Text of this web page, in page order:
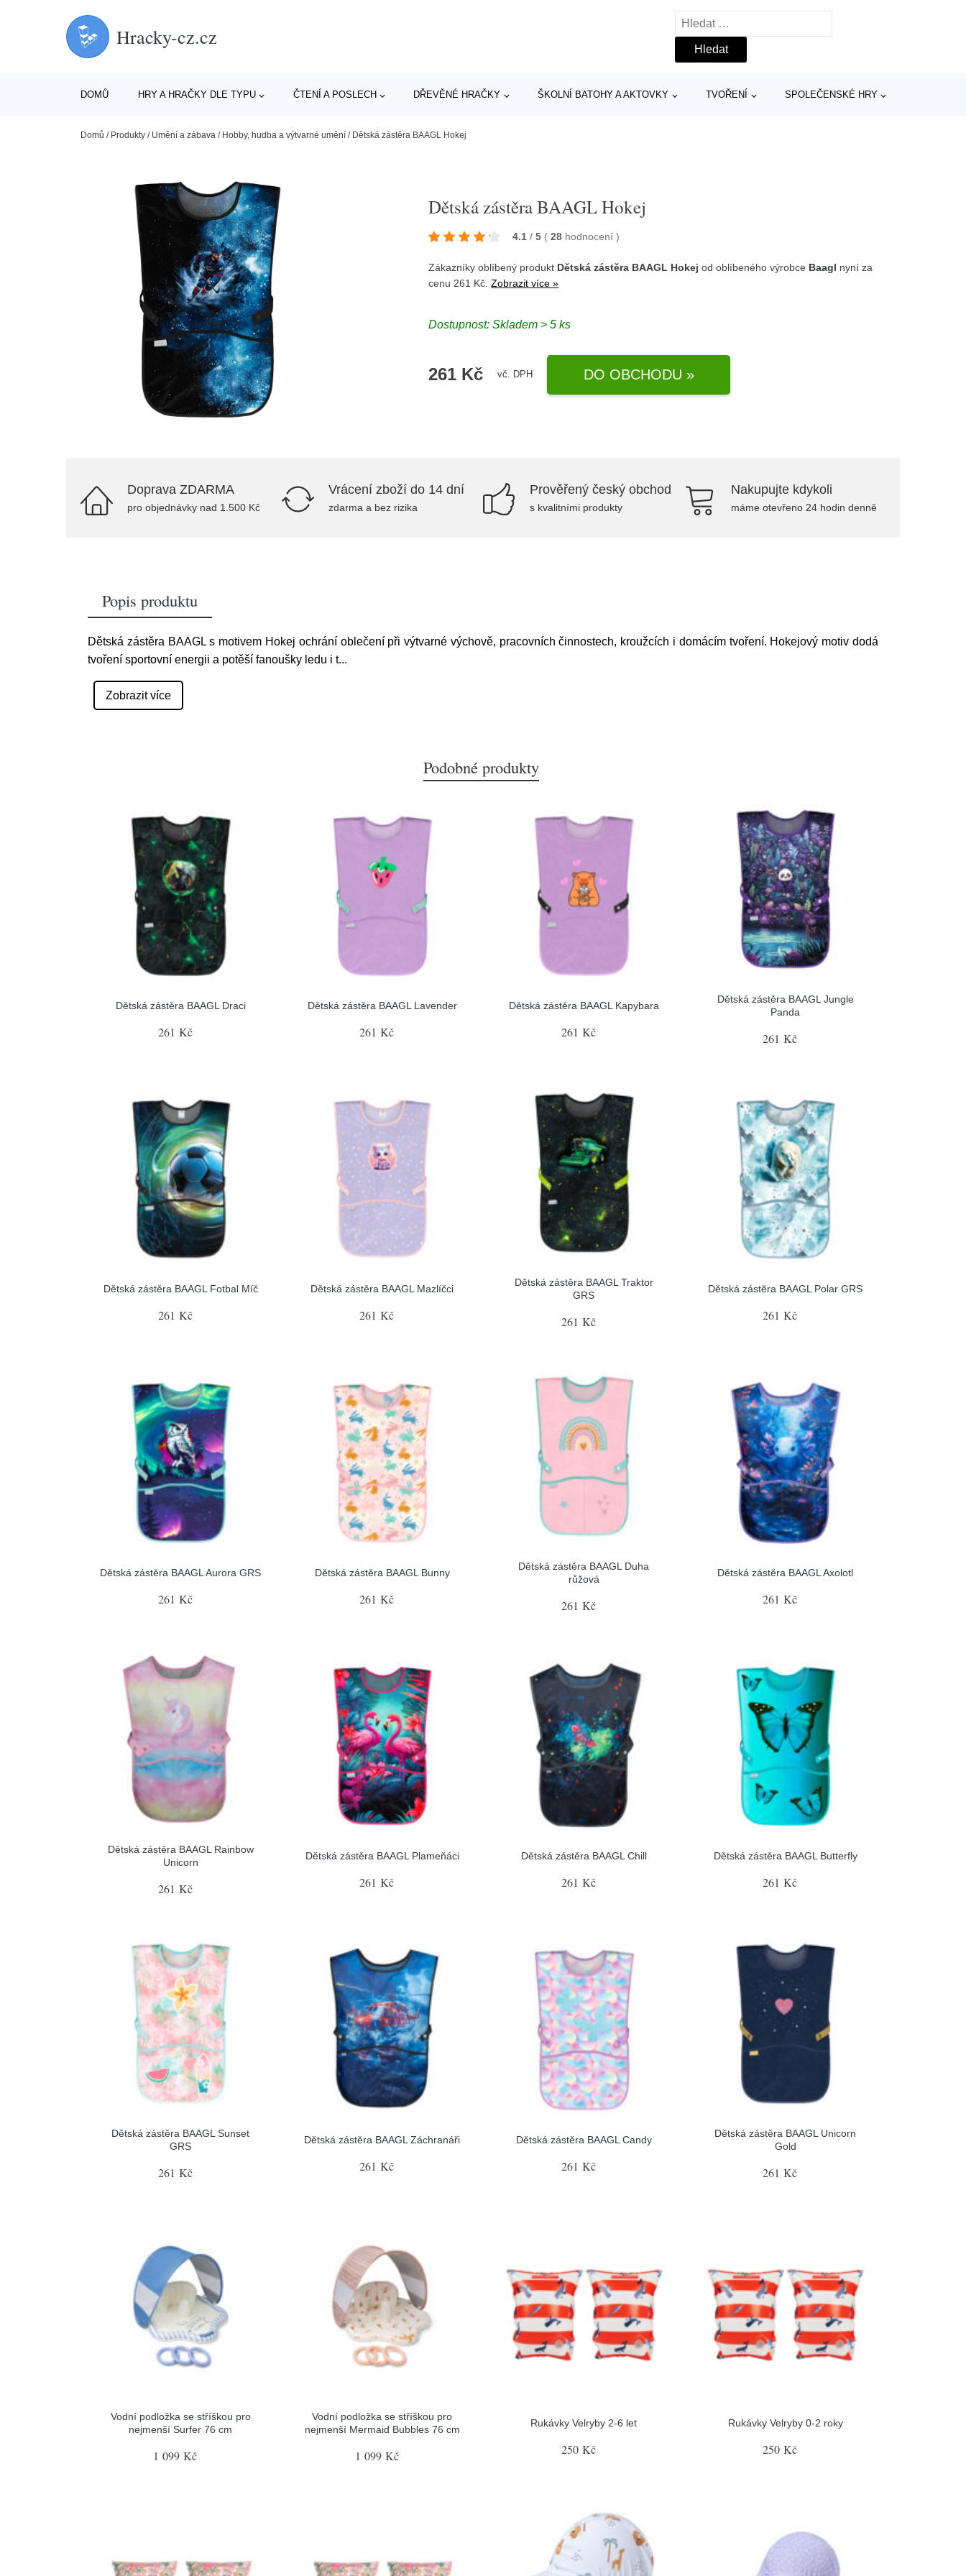
Hracky-cz.cz
Vyhledávání
DOMŮ HRY A HRAČKY DLE TYPU ČTENÍ A POSLECH DŘEVĚNÉ HRAČKY ŠKOLNÍ BATOHY A AKTOVKY TVOŘENÍ SPOLEČENSKÉ HRY
Domů / Produkty / Umění a zábava / Hobby, hudba a výtvarné umění / Dětská zástěra BAAGL Hokej
Dětská zástěra BAAGL Hokej
4.1 / 5 ( 28 hodnocení)
Zákazníky oblíbený produkt Dětská zástěra BAAGL Hokej od oblíbeného výrobce Baagl nyní za
cenu 261 Kč.Zobrazit více »
Dostupnost: Skladem > 5 ks
261 Kč vč. DPH DO OBCHODU »
Doprava ZDARMA
pro objednávky nad 1.500 Kč
Vrácení zboží do 14 dní
zdarma a bez rizika
Prověřený český obchod
s kvalitními produkty
Nakupujte kdykoli
máme otevřeno 24 hodin denně
Popis produktu
Dětská zástěra BAAGL s motivem Hokej ochrání oblečení při výtvarné výchově, pracovních činnostech, kroužcích i domácím tvoření. Hokejový motiv dodá
tvoření sportovní energii a potěší fanoušky ledu i t...
Zobrazit více
Podobné produkty
Dětská zástěra BAAGL Draci
261 Kč
Dětská zástěra BAAGL Lavender
261 Kč
Dětská zástěra BAAGL Kapybara
261 Kč
Dětská zástěra BAAGL Jungle
Panda
261 Kč
Dětská zástěra BAAGL Fotbal Míč
261 Kč
Dětská zástěra BAAGL Mazlíčci
261 Kč
Dětská zástěra BAAGL Traktor
GRS
261 Kč
Dětská zástěra BAAGL Polar GRS
261 Kč
Dětská zástěra BAAGL Aurora GRS
261 Kč
Dětská zástěra BAAGL Bunny
261 Kč
Dětská zástěra BAAGL Duha
růžová
261 Kč
Dětská zástěra BAAGL Axolotl
261 Kč
Dětská zástěra BAAGL Rainbow
Unicorn
261 Kč
Dětská zástěra BAAGL Plameňáci
261 Kč
Dětská zástěra BAAGL Chill
261 Kč
Dětská zástěra BAAGL Butterfly
261 Kč
Dětská zástěra BAAGL Sunset
GRS
261 Kč
Dětská zástěra BAAGL Záchranáři
261 Kč
Dětská zástěra BAAGL Candy
261 Kč
Dětská zástěra BAAGL Unicorn
Gold
261 Kč
Vodní podložka se stříškou pro
nejmenší Surfer 76 cm
1 099 Kč
Vodní podložka se stříškou pro
nejmenší Mermaid Bubbles 76 cm
1 099 Kč
Rukávky Velryby 2-6 let
250 Kč
Rukávky Velryby 0-2 roky
250 Kč